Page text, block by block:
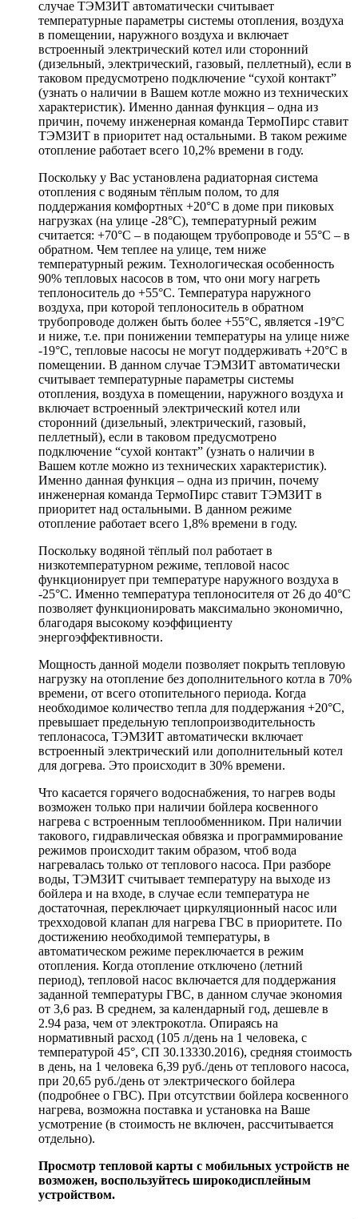
случае ТЭМЗИТ автоматически считывает
температурные параметры системы отопления, воздуха
в помещении, наружного воздуха и включает
встроенный электрический котел или сторонний
(дизельный, электрический, газовый, пеллетный), если в
таковом предусмотрено подключение “сухой контакт”
(узнать о наличии в Вашем котле можно из технических
характеристик). Именно данная функция – одна из
причин, почему инженерная команда ТермоПирс ставит
ТЭМЗИТ в приоритет над остальными. В таком режиме
отопление работает всего 10,2% времени в году.
Поскольку у Вас установлена радиаторная система
отопления с водяным тёплым полом, то для
поддержания комфортных +20°C в доме при пиковых
нагрузках (на улице -28°C), температурный режим
считается: +70°C – в подающем трубопроводе и 55°C – в
обратном. Чем теплее на улице, тем ниже
температурный режим. Технологическая особенность
90% тепловых насосов в том, что они могу нагреть
теплоноситель до +55°C. Температура наружного
воздуха, при которой теплоноситель в обратном
трубопроводе должен быть более +55°C, является -19°C
и ниже, т.е. при понижении температуры на улице ниже
-19°C, тепловые насосы не могут поддерживать +20°C в
помещении. В данном случае ТЭМЗИТ автоматически
считывает температурные параметры системы
отопления, воздуха в помещении, наружного воздуха и
включает встроенный электрический котел или
сторонний (дизельный, электрический, газовый,
пеллетный), если в таковом предусмотрено
подключение “сухой контакт” (узнать о наличии в
Вашем котле можно из технических характеристик).
Именно данная функция – одна из причин, почему
инженерная команда ТермоПирс ставит ТЭМЗИТ в
приоритет над остальными. В данном режиме
отопление работает всего 1,8% времени в году.
Поскольку водяной тёплый пол работает в
низкотемпературном режиме, тепловой насос
функционирует при температуре наружного воздуха в
-25°C. Именно температура теплоносителя от 26 до 40°C
позволяет функционировать максимально экономично,
благодаря высокому коэффициенту
энергоэффективности.
Мощность данной модели позволяет покрыть тепловую
нагрузку на отопление без дополнительного котла в 70%
времени, от всего отопительного периода. Когда
необходимое количество тепла для поддержания +20°C,
превышает предельную теплопроизводительность
теплонасоса, ТЭМЗИТ автоматически включает
встроенный электрический или дополнительный котел
для догрева. Это происходит в 30% времени.
Что касается горячего водоснабжения, то нагрев воды
возможен только при наличии бойлера косвенного
нагрева с встроенным теплообменником. При наличии
такового, гидравлическая обвязка и программирование
режимов происходит таким образом, чтоб вода
нагревалась только от теплового насоса. При разборе
воды, ТЭМЗИТ считывает температуру на выходе из
бойлера и на входе, в случае если температура не
достаточная, переключает циркуляционный насос или
трехходовой клапан для нагрева ГВС в приоритете. По
достижению необходимой температуры, в
автоматическом режиме переключается в режим
отопления. Когда отопление отключено (летний
период), тепловой насос включается для поддержания
заданной температуры ГВС, в данном случае экономия
от 3,6 раз. В среднем, за календарный год, дешевле в
2.94 раза, чем от электрокотла. Опираясь на
нормативный расход (105 л/день на 1 человека, с
температурой 45°, СП 30.13330.2016), средняя стоимость
в день, на 1 человека 6,39 руб./день от теплового насоса,
при 20,65 руб./день от электрического бойлера
(подробнее о ГВС). При отсутствии бойлера косвенного
нагрева, возможна поставка и установка на Ваше
усмотрение (в стоимость не включен, рассчитывается
отдельно).
Просмотр тепловой карты с мобильных устройств не
возможен, воспользуйтесь широкодисплейным
устройством.